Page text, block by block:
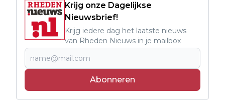
Krijg onze Dagelijkse
Nieuwsbrief!
Krijg iedere dag het laatste nieuws
van Rheden Nieuws in je mailbox
Abonneren